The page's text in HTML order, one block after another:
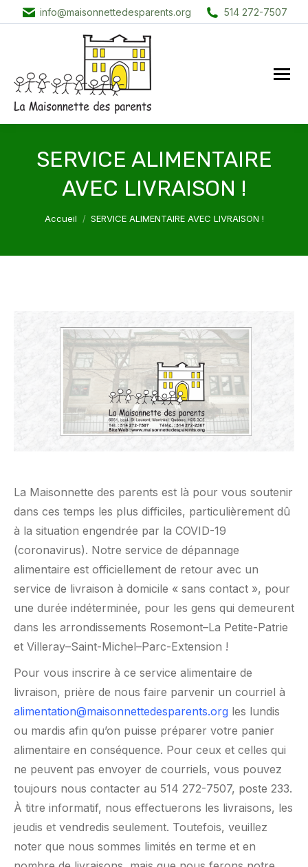
info@maisonnettedesparents.org 514 272-7507
SERVICE ALIMENTAIRE
AVEC LIVRAISON !
Vous êtes ici :
Accueil SERVICE ALIMENTAIRE AVEC LIVRAISON !
La Maisonnette des parents est là pour vous soutenir
dans ces temps les plus difficiles, particulièrement dû
à la situation engendrée par la COVID-19
(coronavirus). Notre service de dépannage
alimentaire est officiellement de retour avec un
service de livraison à domicile « sans contact », pour
une durée indéterminée, pour les gens qui demeurent
dans les arrondissements Rosemont–La Petite-Patrie
et Villeray–Saint-Michel–Parc-Extension !
Pour vous inscrire à ce service alimentaire de
livraison, prière de nous faire parvenir un courriel à
alimentation@maisonnettedesparents.org les lundis
ou mardis afin qu’on puisse préparer votre panier
alimentaire en conséquence. Pour ceux et celles qui
ne peuvent pas envoyer de courriels, vous pouvez
toujours nous contacter au 514 272-7507, poste 233.
À titre informatif, nous effectuerons les livraisons, les
jeudis et vendredis seulement. Toutefois, veuillez
noter que nous sommes limités en terme et en